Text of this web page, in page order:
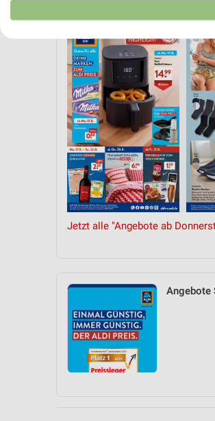
Jetzt alle "Angebote ab
Angebote
Erstellung von Profilen für personalisierte
Erstellung von Profilen zur
Verwendung von Profilen zur Auswahl
Messung der Werbeleistung
Messung der Performance von Inhalten
Analyse von Zielgruppen durch Statistiken
Entwicklung und Verbesserung der
Verwendung genauer Standortdaten
Geräte anhand von aktiv angeforderten
Nicht-IAB-Verarbeitungszwecke: